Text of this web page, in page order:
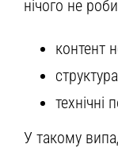
нічого не
контент
У такому